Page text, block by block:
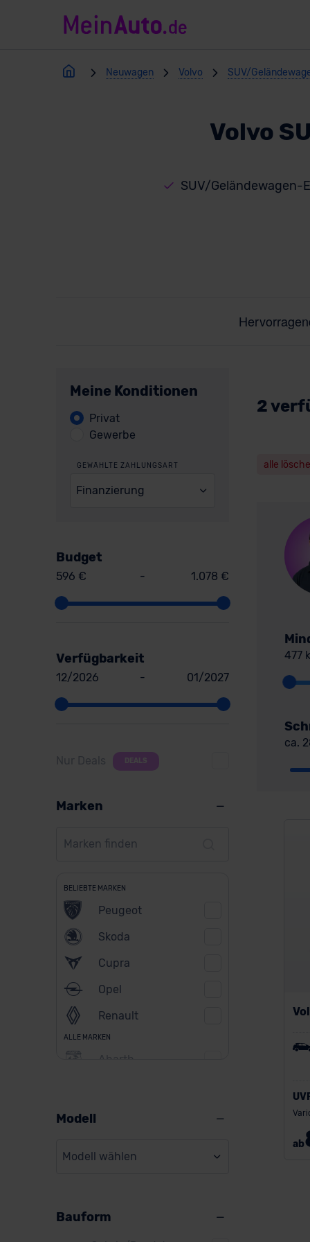
Neuwagen Volvo SUV/
Volvo
SUV/Geländewagen-
Meine Konditionen
Privat
Gewerbe
GEWÄHLTE ZAHLUNGSART
Finanzierung
Budget
596 € - 1.078 €
Verfügbarkeit
12/2026 - 01/2027
Nur Deals DEALS
Marken
BELIEBTE MARKEN
Peugeot
Skoda
Cupra
Opel
Renault
ALLE MARKEN
Abarth
BMW
Citroen
Modell
Modell wählen
Bauform
2
alle
477
ca.
ab